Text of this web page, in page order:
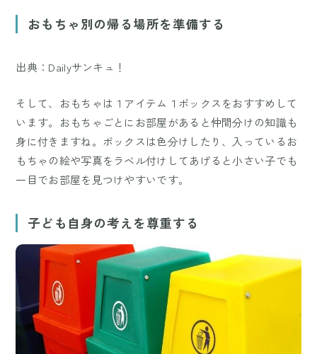
おもちゃ別の帰る場所を準備する
出典：Dailyサンキュ！
そして、おもちゃは１アイテム１ボックスをおすすめして
います。おもちゃごとにお部屋があると仲間分けの知識も
身に付きますね。ボックスは色分けしたり、入っているお
もちゃの絵や写真をラベル付けしてあげると小さい子でも
一目でお部屋を見つけやすいです。
子ども自身の考えを尊重する